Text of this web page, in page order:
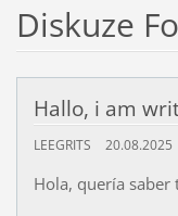
Diskuze
Hallo, i am
LEEGRITS 20.08.2025
Hola, quería saber